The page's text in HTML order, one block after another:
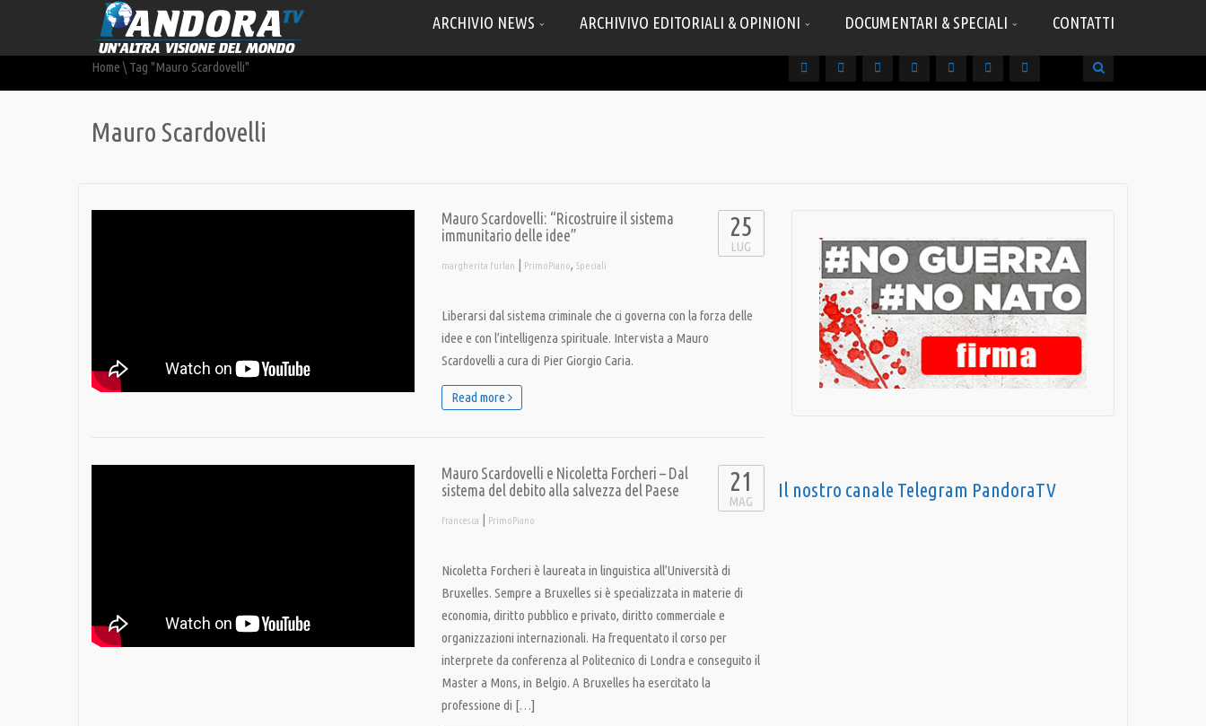
ARCHIVIO NEWS ARCHIVIVO EDITORIALI & OPINIONI DOCUMENTARI & SPECIALI CONTATTI
Home \ Tag "Mauro Scardovelli"
Mauro Scardovelli
Mauro Scardovelli: “Ricostruire il sistema
immunitario delle idee”
margherita furlan | PrimoPiano, Speciali
25
LUG
Liberarsi dal sistema criminale che ci governa con la forza delle
idee e con l’intelligenza spirituale. Intervista a Mauro
Scardovelli a cura di Pier Giorgio Caria.
Read more
Mauro Scardovelli e Nicoletta Forcheri – Dal
sistema del debito alla salvezza del Paese
francesca | PrimoPiano
21
MAG
Nicoletta Forcheri è laureata in linguistica all’Università di
Bruxelles. Sempre a Bruxelles si è specializzata in materie di
economia, diritto pubblico e privato, diritto commerciale e
organizzazioni internazionali. Ha frequentato il corso per
interprete da conferenza al Politecnico di Londra e conseguito il
Master a Mons, in Belgio. A Bruxelles ha esercitato la
professione di […]
Il nostro canale Telegram PandoraTV